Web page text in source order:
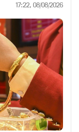
17:22, 08/08/2026